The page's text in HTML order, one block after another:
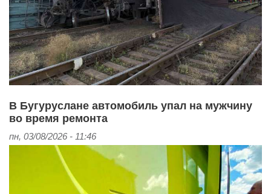
В Бугуруслане автомобиль упал на мужчину
во время ремонта
пн, 03/08/2026 - 11:46